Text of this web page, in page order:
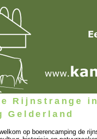
Rijnstrange
Gelderland
op boerencamping de